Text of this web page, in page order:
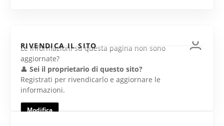
RIVENDICA IL SITO
Le informazioni su questa pagina non sono
aggiornate?
👤 Sei il proprietario di questo sito?
Registrati per rivendicarlo e aggiornare le
informazioni.
Modifica